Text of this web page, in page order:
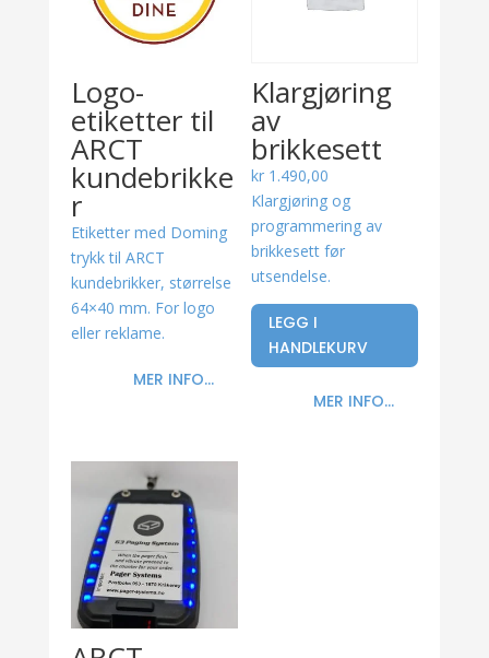
Logo-
etiketter til
ARCT
kundebrikke
r
Etiketter med Doming
trykk til ARCT
kundebrikker, størrelse
64×40 mm. For logo
eller reklame.
MER INFO...
Klargjøring
av
brikkesett
kr 1.490,00
Klargjøring og
programmering av
brikkesett før
utsendelse.
LEGG I
HANDLEKURV
MER INFO...